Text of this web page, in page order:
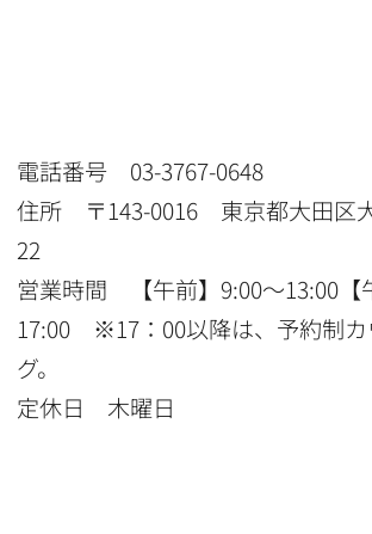
電話番号 03-3767-0648
住所 〒143-0016 東京都大田区
22
営業時間 【午前】9:00〜13:00【
17:00 ※17：00以降は、予約制カ
グ。
定休日 木曜日